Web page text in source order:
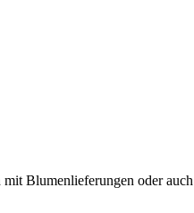
Blumenlieferungen oder